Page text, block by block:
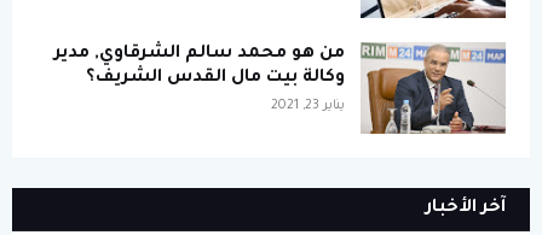
من هو محمد سالم الشرقاوي, مدير
وكالة بيت مال القدس الشريف؟
يناير 23, 2021
آخر الأخبار